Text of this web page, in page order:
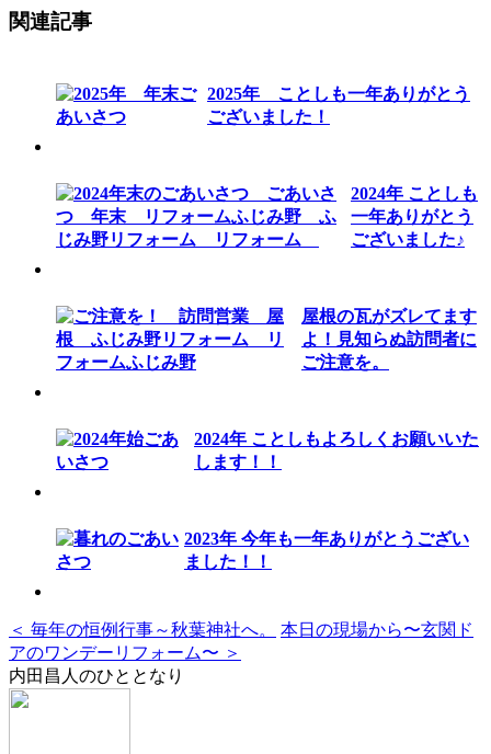
関連記事
2025年 ことしも一年ありがとう
ございました！
2024年 ことしも
一年ありがとう
ございました♪
屋根の瓦がズレてます
よ！見知らぬ訪問者に
ご注意を。
2024年 ことしもよろしくお願いいた
します！！
2023年 今年も一年ありがとうござい
ました！！
＜ 毎年の恒例行事～秋葉神社へ。
本日の現場から〜玄関ド
アのワンデーリフォーム〜 ＞
内田昌人のひととなり